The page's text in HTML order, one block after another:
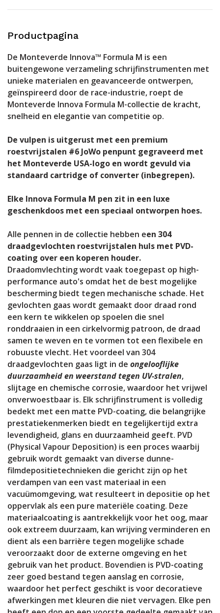
Productpagina
De Monteverde Innova™ Formula M is een
buitengewone verzameling schrijfinstrumenten met
unieke materialen en geavanceerde ontwerpen,
geïnspireerd door de race-industrie, roept de
Monteverde Innova Formula M-collectie de kracht,
snelheid en elegantie van competitie op.
De vulpen is uitgerust met een premium
roestvrijstalen #6 JoWo penpunt gegraveerd met
het Monteverde USA-logo en wordt gevuld via
standaard cartridge of converter (inbegrepen).
Elke Innova Formula M pen zit in een luxe
geschenkdoos met een speciaal ontworpen hoes.
Alle pennen in de collectie hebben een 304
draadgevlochten roestvrijstalen huls met PVD-
coating over een koperen houder.
Draadomvlechting wordt vaak toegepast op high-
performance auto's omdat het de best mogelijke
bescherming biedt tegen mechanische schade. Het
gevlochten gaas wordt gemaakt door draad rond
een kern te wikkelen op spoelen die snel
ronddraaien in een cirkelvormig patroon, de draad
samen te weven en te vormen tot een flexibele en
robuuste vlecht. Het voordeel van 304
draadgevlochten gaas ligt in de ongelooflijke
duurzaamheid en weerstand tegen UV-stralen,
slijtage en chemische corrosie, waardoor het vrijwel
onverwoestbaar is. Elk schrijfinstrument is volledig
bedekt met een matte PVD-coating, die belangrijke
prestatiekenmerken biedt en tegelijkertijd extra
levendigheid, glans en duurzaamheid geeft. PVD
(Physical Vapour Deposition) is een proces waarbij
gebruik wordt gemaakt van diverse dunne-
filmdepositietechnieken die gericht zijn op het
verdampen van een vast materiaal in een
vacuümomgeving, wat resulteert in depositie op het
oppervlak als een pure materiële coating. Deze
materiaalcoating is aantrekkelijk voor het oog, maar
ook extreem duurzaam, kan wrijving verminderen en
dient als een barrière tegen mogelijke schade
veroorzaakt door de externe omgeving en het
gebruik van het product. Bovendien is PVD-coating
zeer goed bestand tegen aanslag en corrosie,
waardoor het perfect geschikt is voor decoratieve
afwerkingen met kleuren die niet vervagen. Elke pen